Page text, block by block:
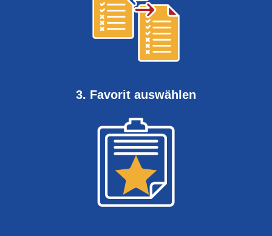
3. Favorit auswählen